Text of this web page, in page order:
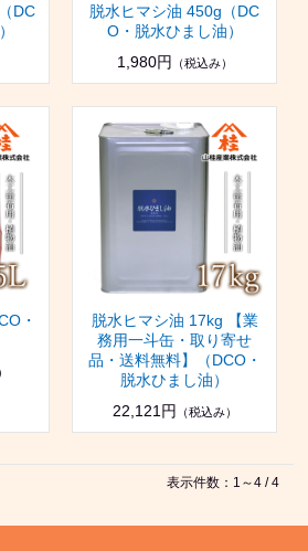
DC
脱水ヒマシ油 450g（DC
O・脱水ひまし油）
1,980円 （税込み）
・
脱水ヒマシ油 17kg 【業
務用一斗缶・取り寄せ
品・送料無料】（DCO・
脱水ひまし油）
22,121円
（税込み）
表示件数：1～4 / 4